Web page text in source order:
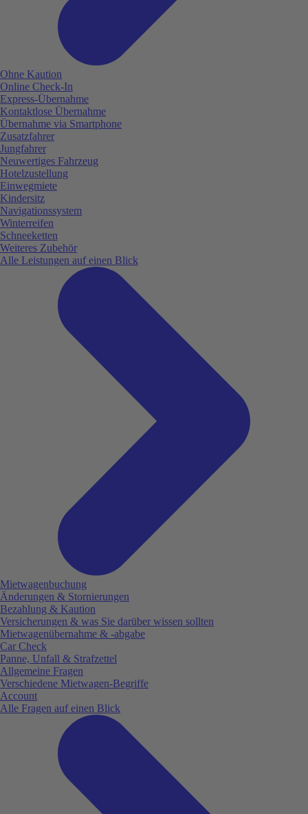
Ohne Kaution
Online Check-In
Express-Übernahme
Kontaktlose Übernahme
Übernahme via Smartphone
Zusatzfahrer
Jungfahrer
Neuwertiges Fahrzeug
Hotelzustellung
Einwegmiete
Kindersitz
Navigationssystem
Winterreifen
Schneeketten
Weiteres Zubehör
Alle Leistungen auf einen Blick
Mietwagenbuchung
Änderungen & Stornierungen
Bezahlung & Kaution
Versicherungen & was Sie darüber wissen sollten
Mietwagenübernahme & -abgabe
Car Check
Panne, Unfall & Strafzettel
Allgemeine Fragen
Verschiedene Mietwagen-Begriffe
Account
Alle Fragen auf einen Blick